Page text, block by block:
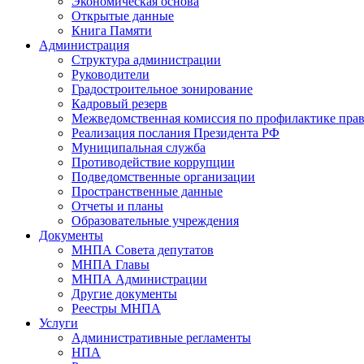
Открытые данные
Книга Памяти
Администрация
Структура администрации
Руководители
Градостроительное зонирование
Кадровый резерв
Межведомственная комиссия по профилактике
Реализация послания Президента РФ
Муниципальная служба
Противодействие коррупции
Подведомственные организации
Пространственные данные
Отчеты и планы
Образовательные учреждения
Документы
МНПА Совета депутатов
МНПА Главы
МНПА Администрации
Другие документы
Реестры МНПА
Услуги
Административные регламенты
НПА